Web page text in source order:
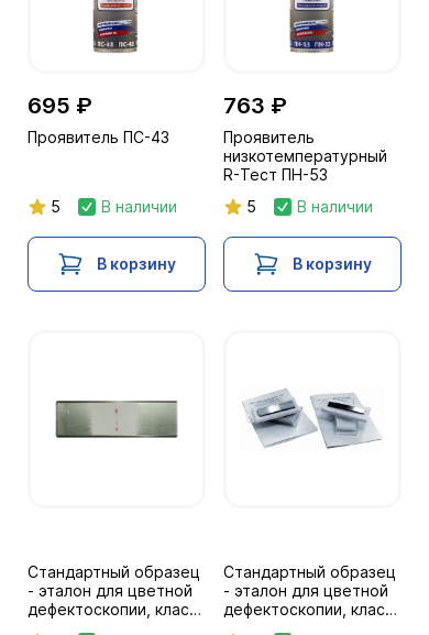
695 ₽
Проявитель ПС-43
5 В наличии
В корзину
763 ₽
Проявитель
низкотемпературный
R-Тест ПН-53
5
В наличии
В корзину
Стандартный образец
- эталон для цветной
дефектоскопии, класс
Стандартный образец
- эталон для цветной
дефектоскопии, класс